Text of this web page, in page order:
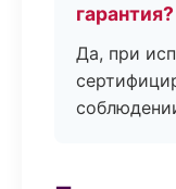
гарантия?
Да, при